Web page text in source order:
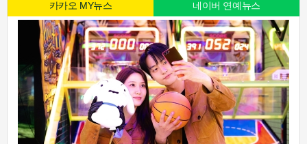
카카오 MY뉴스 네이버 연예뉴스